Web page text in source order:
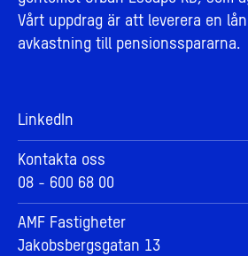
Vårt uppdrag är att leverera en
avkastning till pensionsspararna.
LinkedIn
Kontakta oss
08 - 600 68 00
AMF Fastigheter
Jakobsbergsgatan 13